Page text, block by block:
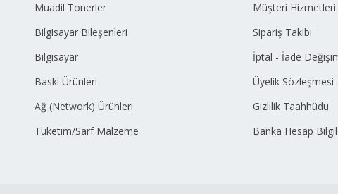
Muadil Tonerler
Bilgisayar Bileşenleri
Bilgisayar
Baskı Ürünleri
Ağ (Network) Ürünleri
Tüketim/Sarf Malzeme
Müşteri Hizmetleri
Sipariş Takibi
İptal - İade
Üyelik Sözleşmesi
Gizlilik Taahhüdü
Banka Hesap